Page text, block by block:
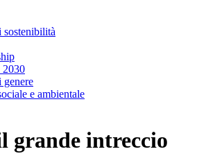
sostenibilità
2030
genere
e ambientale
grande intreccio